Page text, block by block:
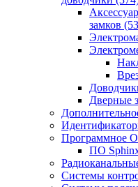
замков
Дверные
Программное
ПО
Системы